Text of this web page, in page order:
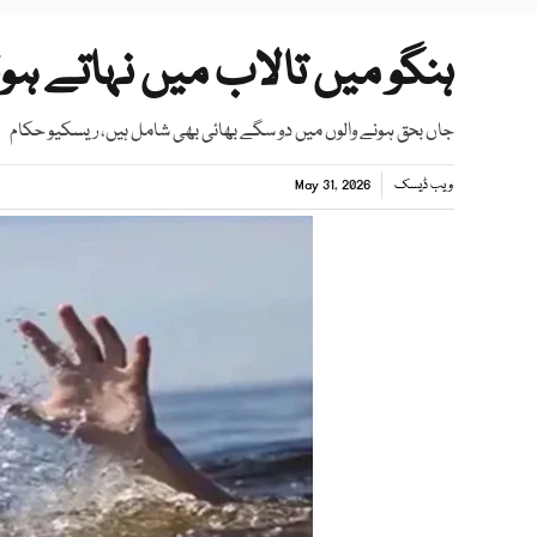
ہنگو میں تالاب میں نہاتے ہوئے 4 بچے ڈوب کر
جاں بحق ہونے والوں میں دو سگے بھائی بھی شامل ہیں، ریسکیو حکام
ویب ڈیسک May 31, 2026